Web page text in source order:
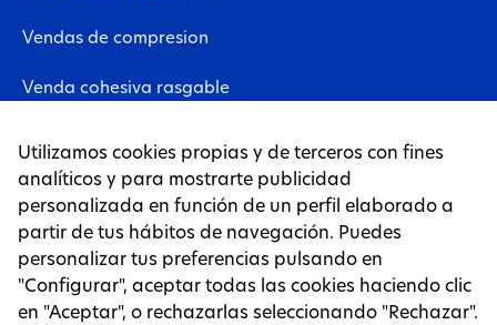
Vendas de compresion
Venda cohesiva rasgable
Vendas neuromusculares
Lámina de tejido no tejido
Tapes
PÁGINAS LEGALES
Utilizamos cookies propias y de terceros con fines
analíticos y para mostrarte publicidad
personalizada en función de un perfil elaborado a
partir de tus hábitos de navegación. Puedes
personalizar tus preferencias pulsando en
"Configurar", aceptar todas las cookies haciendo clic
en "Aceptar", o rechazarlas seleccionando "Rechazar".